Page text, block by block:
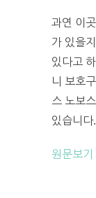
과연 이
가 있을
있다고
니 보호
스 노보
있습니
원문보기